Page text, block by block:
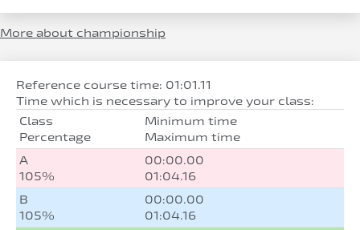
More about championship
Reference course time: 01:01.11
Time which is necessary to improve your class:
Class
Percentage
Minimum time
Maximum time
A
105%
00:00.00
01:04.16
B
105%
00:00.00
01:04.16